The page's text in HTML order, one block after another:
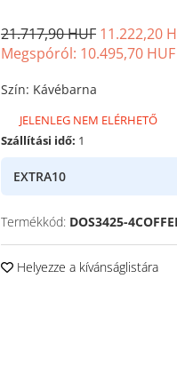
21.717,90 HUF 11.222,20
Megspóról: 10.495,70 HUF
Szín: Kávébarna
JELENLEG NEM ELÉRHETŐ
Szállítási idő: 1
EXTRA10
Termékkód: DOS3425-
Helyezze a kívánságlistára